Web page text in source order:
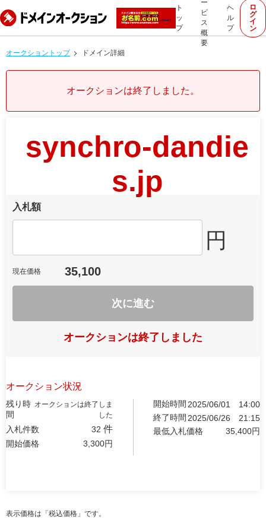
ト
ッ
プ
ー
ビ
ス
概
要
ヘ
ル
プ
ロ
グ
イ
ン
オークショントップ ドメイン詳細
オークションは終了しました。
synchro-dandie
s.jp
入札額
円
現在価格 35,100
次に進む
オークションは終了しました
オークション状況
残り時
間
オークションは終了しま
した
入札件数 32 件
開始価格 3,300円
開始時間 2025/06/01
14:00
終了時間 2025/06/26
21:15
最低入札価格
35,400円
表示価格は「税込価格」です。